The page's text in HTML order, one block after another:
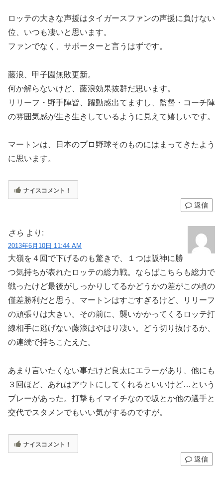
ロッテの大きな声援はタイガースファンの声援に負けない
位、いつも凄いと思います。
ファンでなく、サポーターと言うはずです。
藤浪、甲子園無敗更新。
何か解らないけど、藤浪効果抜群だ思います。
リリーフ・野手陣皆、躍動感出てますし、監督・コーチ陣
の雰囲気感が生き生きしているように見えて嬉しいです。
マートンは、日本のプロ野球そのものにはまってきたよう
に思います。
ナイスコメント！
返信
さら より:
2013年6月10日 11:44 AM
大嶺を４回で下げるのも驚きで、１つは阪神に勝
つ気持ちが表れたロッテの総力戦。ならばこちらも総力で
戦ったけど最後がしっかりしてるかどうかの差がこの頃の
僅差勝利だと思う。マートンはすごすぎるけど、リリーフ
の頑張りは大きい。その前に、襲いかかってくるロッテ打
線相手に逃げない藤浪はやはり凄い。どう切り抜けるか、
の連続で持ちこたえた。
あまり言いたくない事だけど良太にエラーがあり、他にも
３回ほど、あれはアウトにしてくれるといいけど…という
プレーがあった。打撃もイマイチなので坂とか他の選手と
交代でスタメンでもいい気がするのですが。
ナイスコメント！
返信